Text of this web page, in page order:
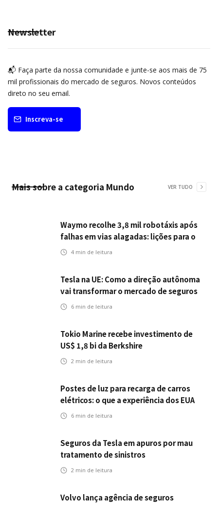
Newsletter
📬 Faça parte da nossa comunidade e junte-se aos mais de 75
mil profissionais do mercado de seguros. Novos conteúdos
direto no seu email.
Inscreva-se
Mais sobre a categoria Mundo VER TUDO
Waymo recolhe 3,8 mil robotáxis após
falhas em vias alagadas: lições para o
setor de seguros automotivos na era
4 min de leitura
Tesla na UE: Como a direção autônoma
vai transformar o mercado de seguros
6 min de leitura
Tokio Marine recebe investimento de
US$ 1,8 bi da Berkshire
2 min de leitura
Postes de luz para recarga de carros
elétricos: o que a experiência dos EUA
pode antecipar para o Brasil
6 min de leitura
Seguros da Tesla em apuros por mau
tratamento de sinistros
2 min de leitura
Volvo lança agência de seguros